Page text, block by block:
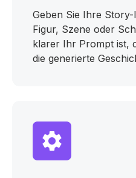
Geben Sie Ihre
Figur, Szene oder
klarer Ihr Prompt ist,
die generierte